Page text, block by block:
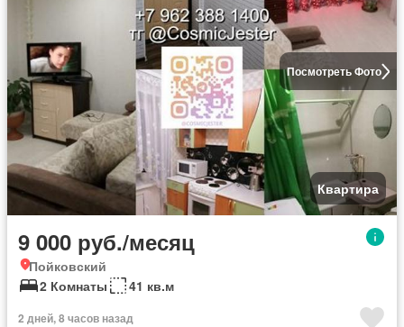
Посмотреть Фото
Квартира
9 000 руб./месяц
Пойковский
2 Комнаты
41 кв.м
2 дней, 8 часов назад